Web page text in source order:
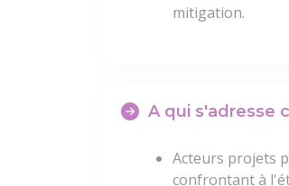
mitigation.
A qui s'adresse
Acteurs projets
confrontant à